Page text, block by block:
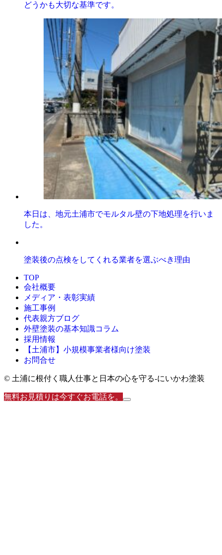
どうかも大切な基準です。
本日は、地元土浦市でモルタル壁の下地処理を行いま
した。
塗装後の点検をしてくれる業者を選ぶべき理由
TOP
会社概要
メディア・表彰実績
施工事例
代表親方ブログ
外壁塗装の基本知識コラム
採用情報
【土浦市】小規模事業者様向け塗装
お問合せ
© 土浦に根付く職人仕事と日本の心を守る‐にいかわ塗装
無料お見積りは今すぐお電話を。